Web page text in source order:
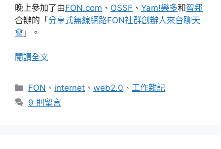
晚上參加了由FON.com 、 OSSF 、 Yam!樂多和智邦
合辦的「分享式無線網路FON社群創辦人來台聊天
會 」。
閱讀全文
分
類
FON 、 internet 、web2.0 、工作雜記
9 則留言